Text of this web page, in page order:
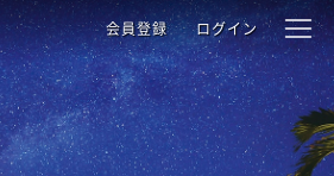
会員登録 ログイン